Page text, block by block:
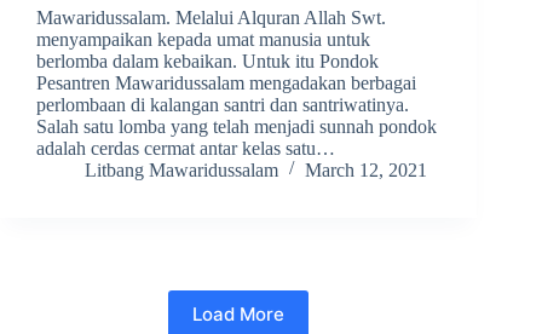
Mawaridussalam. Melalui Alquran Allah Swt.
menyampaikan kepada umat manusia untuk
berlomba dalam kebaikan. Untuk itu Pondok
Pesantren Mawaridussalam mengadakan berbagai
perlombaan di kalangan santri dan santriwatinya.
Salah satu lomba yang telah menjadi sunnah pondok
adalah cerdas cermat antar kelas satu…
Litbang Mawaridussalam
March 12, 2021
Load More